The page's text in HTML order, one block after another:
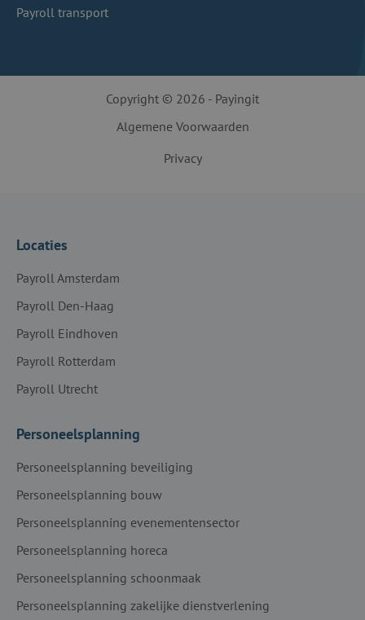
Payroll transport
Copyright © 2026 - Payingit
Algemene Voorwaarden
Privacy
Locaties
Payroll Amsterdam
Payroll Den-Haag
Payroll Eindhoven
Payroll Rotterdam
Payroll Utrecht
Personeelsplanning
Personeelsplanning beveiliging
Personeelsplanning bouw
Personeelsplanning evenementensector
Personeelsplanning horeca
Personeelsplanning schoonmaak
Personeelsplanning zakelijke dienstverlening